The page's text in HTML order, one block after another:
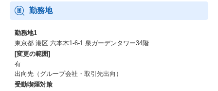
勤務地
勤務地1
東京都 港区 六本木1-6-1 泉ガーデンタワー34階
[変更の範囲]
有
出向先（グループ会社・取引先出向）
受動喫煙対策